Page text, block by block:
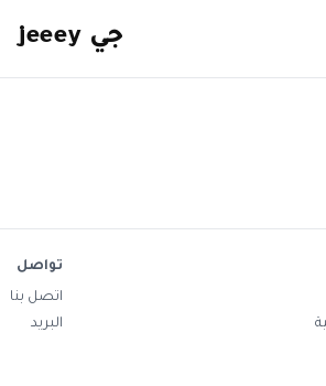
جي jeeey
تواصل
اتصل بنا
البريد